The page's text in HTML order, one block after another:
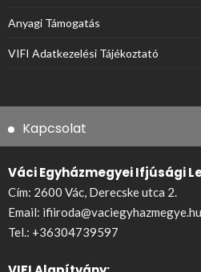
Anyagi Támogatás
VIFI Adatkezelési Tájékoztató
Kapcsolat
Váci Egyházmegyei Ifjúsági
Cím: 2600 Vác, Derecske utca 2.
Email: ifiiroda@vaciegyhazmegye.hu
Tel.: +36304739597